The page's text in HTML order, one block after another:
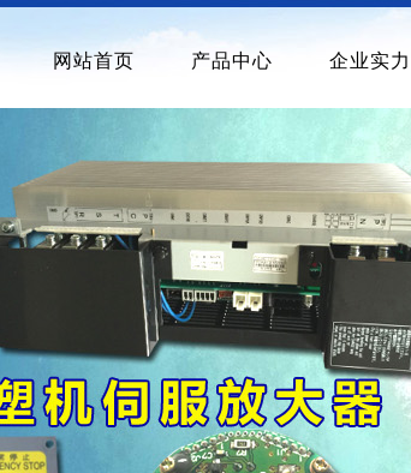
网站首页 产品中心 企业实力